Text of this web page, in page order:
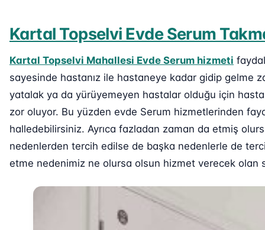
Kartal Topselvi Evde Serum
Kartal Topselvi Mahallesi Evde Serum hizmeti
sayesinde hastanız ile hastaneye kadar gidip gelme
yatalak ya da yürüyemeyen hastalar olduğu için
zor oluyor. Bu yüzden evde Serum hizmetlerinden
halledebilirsiniz. Ayrıca fazladan zaman da etmiş
nedenlerden tercih edilse de başka nedenlerle de
etme nedenimiz ne olursa olsun hizmet verecek olan